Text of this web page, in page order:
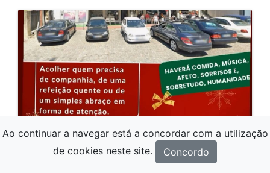
CEIA SOLIDÁRIA DE NATAL 24 DE
Ao continuar a navegar está a concordar com a utilização
de cookies neste site.
Concordo